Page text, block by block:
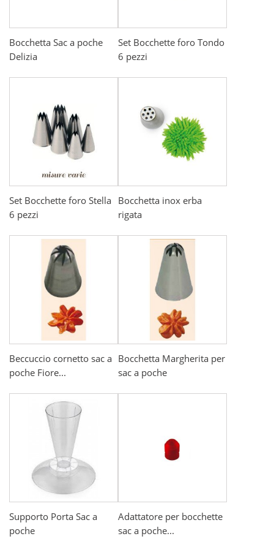
Bocchetta Sac a poche
Delizia
Set Bocchette foro Tondo
6 pezzi
Set Bocchette foro Stella
6 pezzi
Bocchetta inox erba
rigata
Beccuccio cornetto sac a
poche Fiore...
Bocchetta Margherita per
sac a poche
Supporto Porta Sac a
poche
Adattatore per bocchette
sac a poche...